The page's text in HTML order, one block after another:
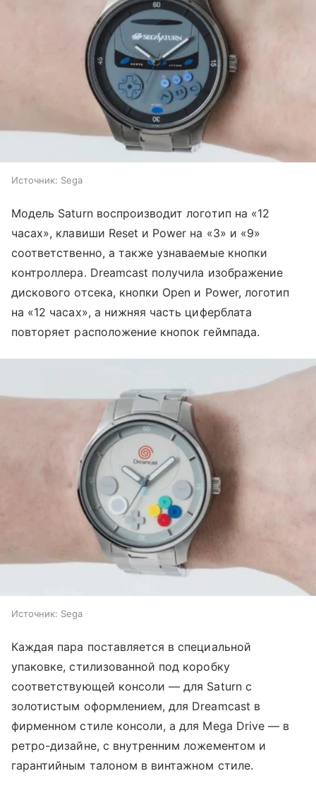
Источник: Sega
Модель Saturn воспроизводит логотип на «12
часах», клавиши Reset и Power на «3» и «9»
соответственно, а также узнаваемые кнопки
контроллера. Dreamcast получила изображение
дискового отсека, кнопки Open и Power, логотип
на «12 часах», а нижняя часть циферблата
повторяет расположение кнопок геймпада.
Источник: Sega
Каждая пара поставляется в специальной
упаковке, стилизованной под коробку
соответствующей консоли — для Saturn с
золотистым оформлением, для Dreamcast в
фирменном стиле консоли, а для Mega Drive — в
ретро-дизайне, с внутренним ложементом и
гарантийным талоном в винтажном стиле.